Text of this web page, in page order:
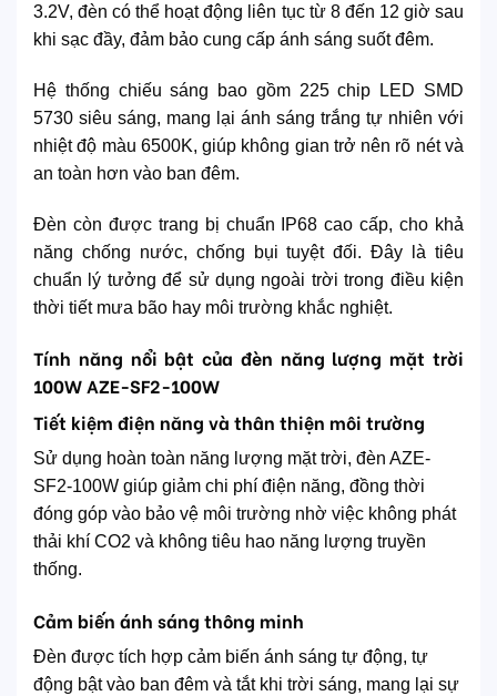
3.2V, đèn có thể hoạt động liên tục từ 8 đến 12 giờ sau
khi sạc đầy, đảm bảo cung cấp ánh sáng suốt đêm.
Hệ thống chiếu sáng bao gồm 225 chip LED SMD
5730 siêu sáng, mang lại ánh sáng trắng tự nhiên với
nhiệt độ màu 6500K, giúp không gian trở nên rõ nét và
an toàn hơn vào ban đêm.
Đèn còn được trang bị chuẩn IP68 cao cấp, cho khả
năng chống nước, chống bụi tuyệt đối. Đây là tiêu
chuẩn lý tưởng để sử dụng ngoài trời trong điều kiện
thời tiết mưa bão hay môi trường khắc nghiệt.
Tính năng nổi bật của đèn năng lượng mặt trời
100W AZE-SF2-100W
Tiết kiệm điện năng và thân thiện môi trường
Sử dụng hoàn toàn năng lượng mặt trời, đèn AZE-
SF2-100W giúp giảm chi phí điện năng, đồng thời
đóng góp vào bảo vệ môi trường nhờ việc không phát
thải khí CO2 và không tiêu hao năng lượng truyền
thống.
Cảm biến ánh sáng thông minh
Đèn được tích hợp cảm biến ánh sáng tự động, tự
động bật vào ban đêm và tắt khi trời sáng, mang lại sự